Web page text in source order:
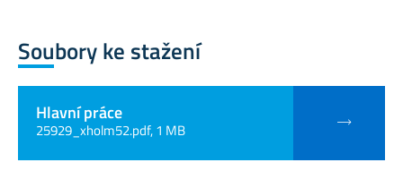
Soubory ke stažení
Hlavní práce
25929_xholm52.pdf, 1 MB